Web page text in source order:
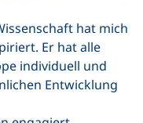
hat mich
Er hat alle
individuell und
Entwicklung